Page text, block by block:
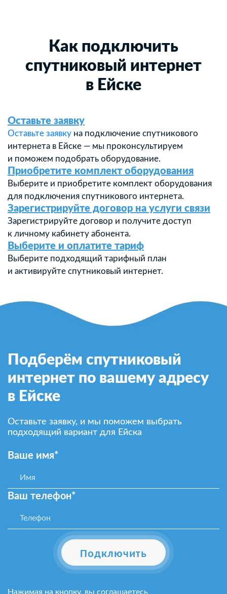
Как подключить
спутниковый интернет
в Ейске
Оставьте заявку
Оставьте заявку на подключение спутникового
интернета в Ейске — мы проконсультируем
и поможем подобрать оборудование.
Приобретите комплект оборудования
Выберите и приобретите комплект оборудования
для подключения спутникового интернета.
Зарегистрируйте договор на услуги связи
Зарегистрируйте договор и получите доступ
к личному кабинету абонента.
Выберите и оплатите тариф
Выберите подходящий тарифный план
и активируйте спутниковый интернет.
Подберём спутниковый
интернет по вашему адресу
в Ейске
Оставьте заявку, и мы поможем выбрать
подходящий вариант для Ейска
Ваше имя*
Ваш телефон*
Подключить
Нажимая на кнопку, вы соглашаетесь